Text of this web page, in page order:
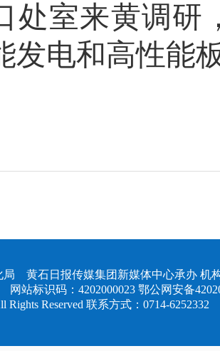
处室来黄调研
发电和高性能
局 黄石日报传媒集团新媒体中心承办 机
网站标识码：4202000023 鄂公网安备
Rights Reserved 联系方式：0714-6252332